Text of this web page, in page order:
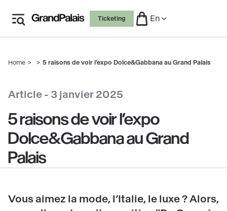
main
Ticketing En
Breadcrumb
Home 5 raisons de voir l’expo Dolce&Gabbana au Grand Palais
Article - 3 janvier 2025
5 raisons de voir l’expo
Dolce&Gabbana au Grand
Palais
Vous aimez la mode, l’Italie, le luxe ? Alors,